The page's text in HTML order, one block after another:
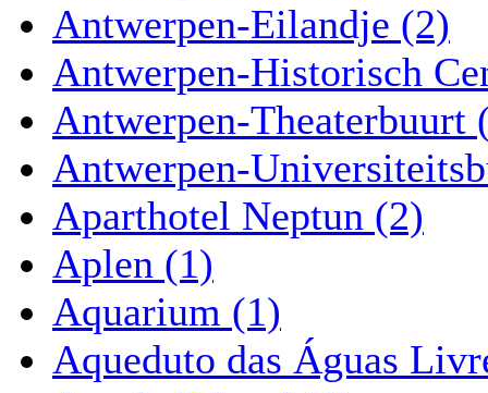
Antwerpen-Eilandje (2)
Antwerpen-Historisch
Antwerpen-Theaterbuurt
Antwerpen-
Aparthotel Neptun (2)
Aplen (1)
Aquarium (1)
Aqueduto das Águas